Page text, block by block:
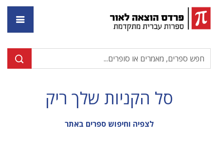
סל הקניות שלך ריק
לצפיה וחיפוש ספרים באתר